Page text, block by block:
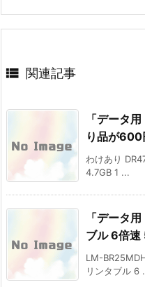
 関連記事
「データ
り品が600
わけあり
4.7GB 1 ...
「データ
ブル 6倍速
LM-
リンタブル 6